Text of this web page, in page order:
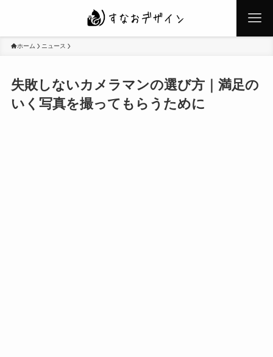
ホーム ニュース
失敗しないカメラマンの選び方｜満足の
いく写真を撮ってもらうために